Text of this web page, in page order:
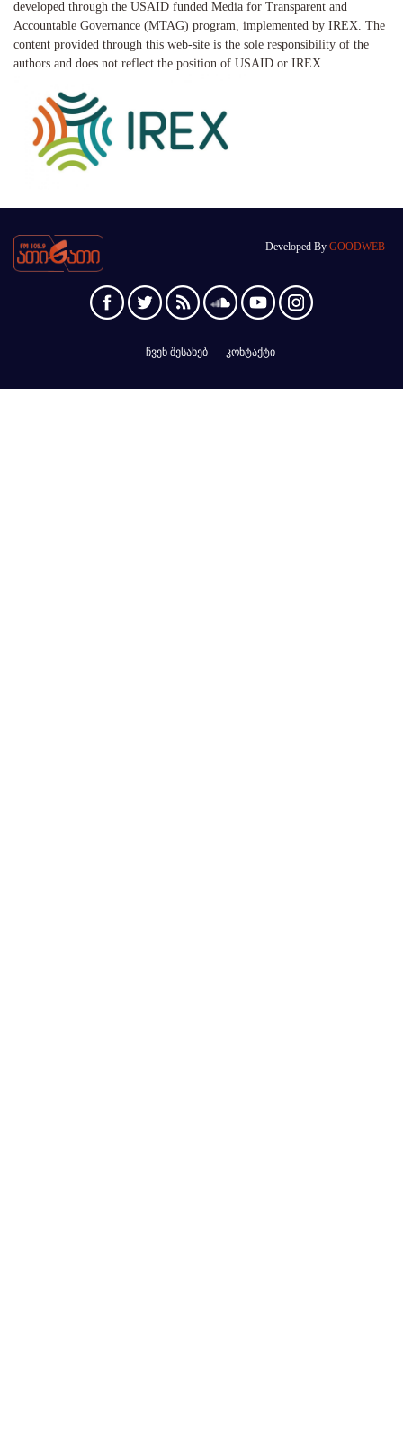
developed through the USAID funded Media for Transparent and
Accountable Governance (MTAG) program, implemented by IREX. The
content provided through this web-site is the sole responsibility of the
authors and does not reflect the position of USAID or IREX.
Developed By GOODWEB
ჩვენ შესახებ კონტაქტი